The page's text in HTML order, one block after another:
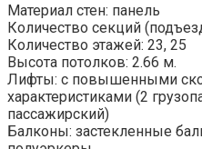
Материал стен: панель
Количество секций
Количество этажей: 23, 25
Высота потолков: 2.66 м.
Лифты: с повышенными
характеристиками (2
пассажирский)
Балконы: застекленные